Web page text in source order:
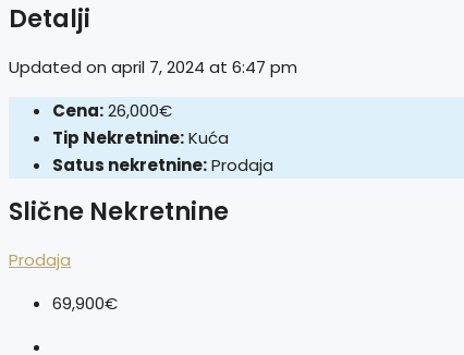
Detalji
Updated on april 7, 2024 at 6:47 pm
Cena:26,000€
Tip Nekretnine:Kuća
Satus nekretnine:Prodaja
Slične Nekretnine
Prodaja
69,900€